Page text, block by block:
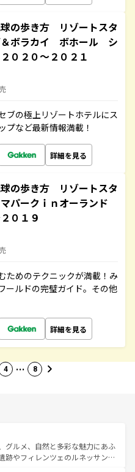
の歩き方 リゾートスタ
ボラカイ ボホール シ
０２０～２０２１
ブの極上リゾートホテルにス
プなど最新情報満載！
詳細を見る
の歩き方 リゾートスタ
パークｉｎオーランド
０１９
ためのテクニックが満載！み
ールドの完璧ガイド。その他
詳細を見る
4 … 8
グルメ、自然と多彩な魅力にあふ
跡やフィレンツェのルネッサンス